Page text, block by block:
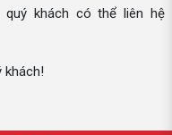
khách có thể liên hệ
khách!